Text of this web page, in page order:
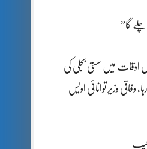
گا”
میں سستی بجلی کی
وزیر توانائی اویس